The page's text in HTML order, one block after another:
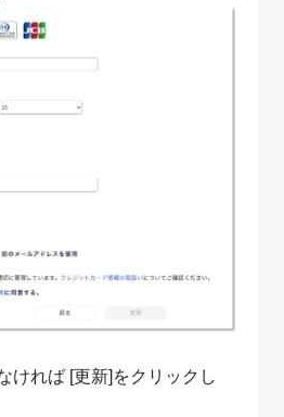
ければ [更新]をクリックし